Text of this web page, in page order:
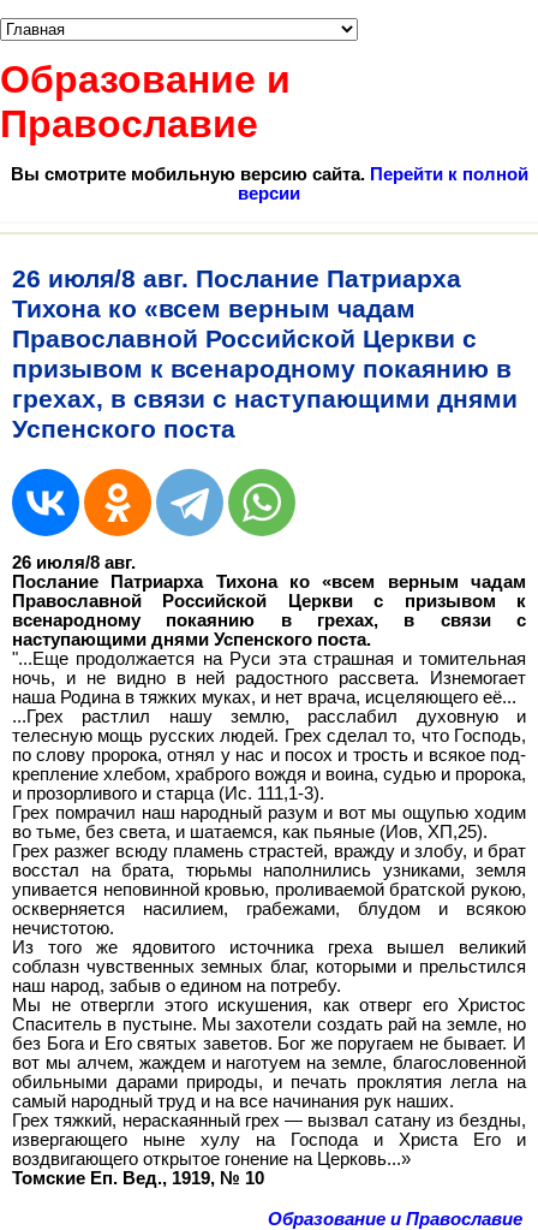
Образование и
Православие
Вы смотрите мобильную версию сайта. Перейти к полной
версии
26 июля/8 авг. Послание Патриарха
Тихона ко «всем верным чадам
Православной Российской Церкви с
призывом к всенародному покаянию в
грехах, в связи с наступающими днями
Успенского поста
26 июля/8 авг.
Послание Патриарха Тихона ко «всем верным чадам
Православной Российской Церкви с призывом к
всенародному покаянию в грехах, в связи с
наступающими днями Успенского поста.
"...Еще продолжается на Руси эта страшная и томительная
ночь, и не видно в ней радостного рассвета. Изнемогает
наша Родина в тяжких муках, и нет врача, исцеляющего её...
...Грех растлил нашу землю, расслабил духовную и
телесную мощь русских людей. Грех сделал то, что Господь,
по слову пророка, отнял у нас и посох и трость и всякое под-
крепление хлебом, храброго вождя и воина, судью и пророка,
и прозорливого и старца (Ис. 111,1-3).
Грех помрачил наш народный разум и вот мы ощупью ходим
во тьме, без света, и шатаемся, как пьяные (Иов, ХП,25).
Грех разжег всюду пламень страстей, вражду и злобу, и брат
восстал на брата, тюрьмы наполнились узниками, земля
упивается неповинной кровью, проливаемой братской рукою,
оскверняется насилием, грабежами, блудом и всякою
нечистотою.
Из того же ядовитого источника греха вышел великий
соблазн чувственных земных благ, которыми и прельстился
наш народ, забыв о едином на потребу.
Мы не отвергли этого искушения, как отверг его Христос
Спаситель в пустыне. Мы захотели создать рай на земле, но
без Бога и Его святых заветов. Бог же поругаем не бывает. И
вот мы алчем, жаждем и наготуем на земле, благословенной
обильными дарами природы, и печать проклятия легла на
самый народный труд и на все начинания рук наших.
Грех тяжкий, нераскаянный грех — вызвал сатану из бездны,
извергающего ныне хулу на Господа и Христа Его и
воздвигающего открытое гонение на Церковь...»
Томские Еп. Вед., 1919, № 10
Образование и Православие